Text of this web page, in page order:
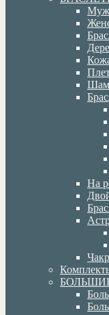
На
БОЛЬШИЕ